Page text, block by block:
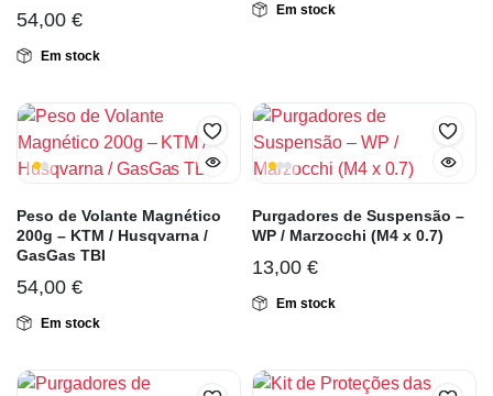
54,00 €
Em stock
Em stock
Peso de Volante Magnético
200g – KTM / Husqvarna /
GasGas TBI
54,00 €
Em stock
Purgadores de Suspensão –
WP / Marzocchi (M4 x 0.7)
13,00 €
Em stock